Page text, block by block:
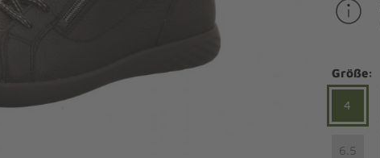
und Strümpfe -
Angebote Outdoorschuhe
Komfort
Slipper Komfort
Stiefeletten Komfort
Größe:
4
6.5